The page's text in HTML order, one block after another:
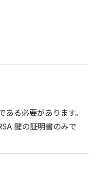
る必要があります。
鍵の証明書のみで